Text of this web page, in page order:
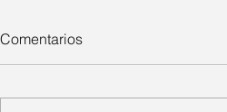
Comentarios